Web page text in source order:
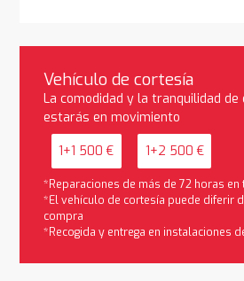
Vehículo de cortesía
La comodidad y la tranquilidad de
estarás en movimiento
1+1 500 € 1+2 500 €
*Reparaciones de más de 72 horas en
*El vehículo de cortesía puede diferir
compra
*Recogida y entrega en instalaciones